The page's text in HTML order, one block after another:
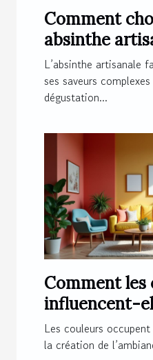
Comment
absinthe
préférences ?
L’absinthe artisanale
ses saveurs
dégustation...
Comment les
influencent-
de votre
Les couleurs
la création de